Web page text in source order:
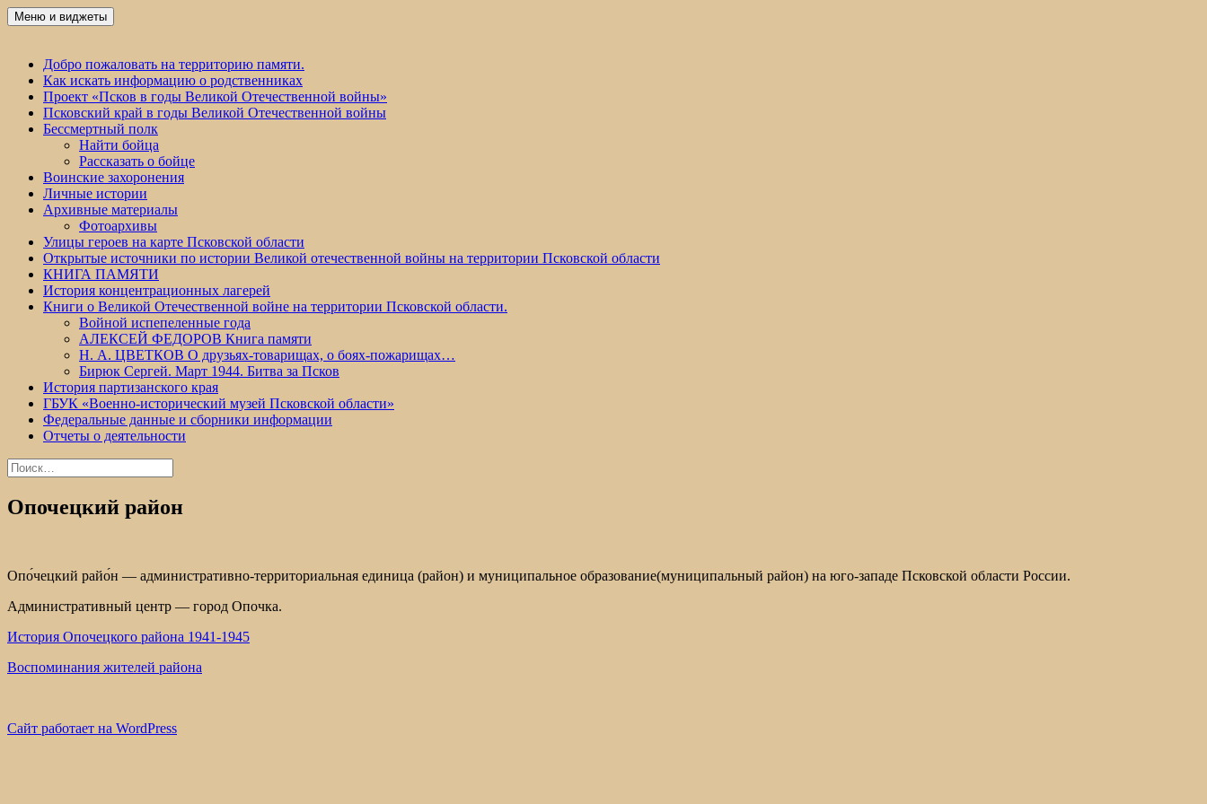
Перейти
к
Победа 60
Меню и виджеты
Добро пожаловать на территорию памяти.
Как искать информацию о родственниках
Проект «Псков в годы Великой Отечественной войны»
Псковский край в годы Великой Отечественной войны
Бессмертный полк
Найти бойца
Рассказать о бойце
Воинские захоронения
Личные истории
Архивные материалы
Фотоархивы
Улицы героев на карте Псковской области
Открытые источники по истории Великой отечественной войны на территории Псковской области
КНИГА ПАМЯТИ
История концентрационных лагерей
Книги о Великой Отечественной войне на территории Псковской области.
Войной испепеленные года
АЛЕКСЕЙ ФЕДОРОВ Книга памяти
Н. А. ЦВЕТКОВ О друзьях-товарищах, о боях-пожарищах…
Бирюк Сергей. Март 1944. Битва за Псков
История партизанского края
ГБУК «Военно-исторический музей Псковской области»
Федеральные данные и сборники информации
Отчеты о деятельности
Найти:
Опочецкий район
Опо́чецкий райо́н — административно-территориальная единица (район) и муниципальное образование(муниципальный район) на юго-западе Псковской области России.
Административный центр — город Опочка.
История Опочецкого района 1941-1945
Воспоминания жителей района
Сайт работает на WordPress